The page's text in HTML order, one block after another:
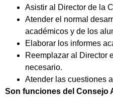
Asistir al Director de la
Atender el normal
académicos y de los
Elaborar los informes
Reemplazar al Director
necesario.
Atender las cuestiones
Son funciones del Consejo